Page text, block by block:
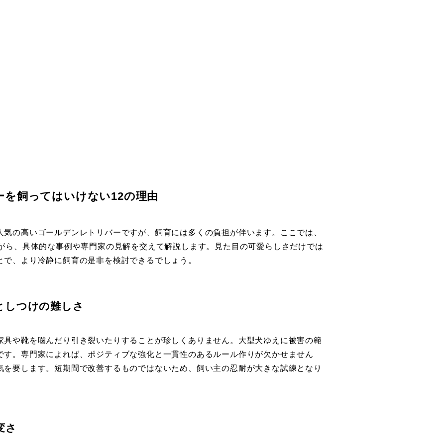
を飼ってはいけない12の理由
の高いゴールデンレトリバーですが、飼育には多くの負担が伴います。ここでは、
ら、具体的な事例や専門家の見解を交えて解説します。見た目の可愛らしさだけでは
、より冷静に飼育の是非を検討できるでしょう。
つけの難しさ
具や靴を噛んだり引き裂いたりすることが珍しくありません。大型犬ゆえに被害の範
す。専門家によれば、ポジティブな強化と一貫性のあるルール作りが欠かせません
を要します。短期間で改善するものではないため、飼い主の忍耐が大きな試練となり
さ